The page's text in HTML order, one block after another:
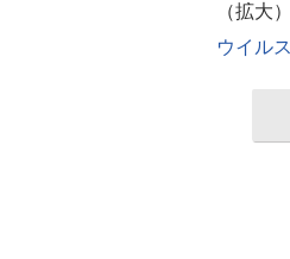
（拡大
ウイルス